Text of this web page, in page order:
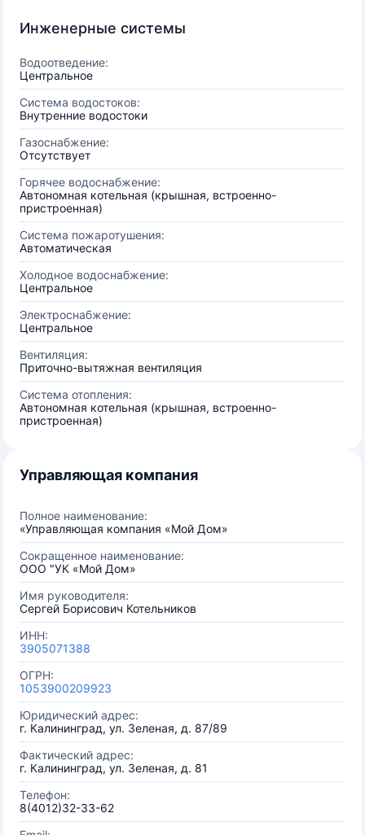
Инженерные системы
Водоотведение:
Центральное
Система водостоков:
Внутренние водостоки
Газоснабжение:
Отсутствует
Горячее водоснабжение:
Автономная котельная (крышная, встроенно-
пристроенная)
Система пожаротушения:
Автоматическая
Холодное водоснабжение:
Центральное
Электроснабжение:
Центральное
Вентиляция:
Приточно-вытяжная вентиляция
Система отопления:
Автономная котельная (крышная, встроенно-
пристроенная)
Управляющая компания
Полное наименование:
«Управляющая компания «Мой Дом»
Сокращенное наименование:
ООО "УК «Мой Дом»
Имя руководителя:
Сергей Борисович Котельников
ИНН:
3905071388
ОГРН:
1053900209923
Юридический адрес:
г. Калининград, ул. Зеленая, д. 87/89
Фактический адрес:
г. Калининград, ул. Зеленая, д. 81
Телефон:
8(4012)32-33-62